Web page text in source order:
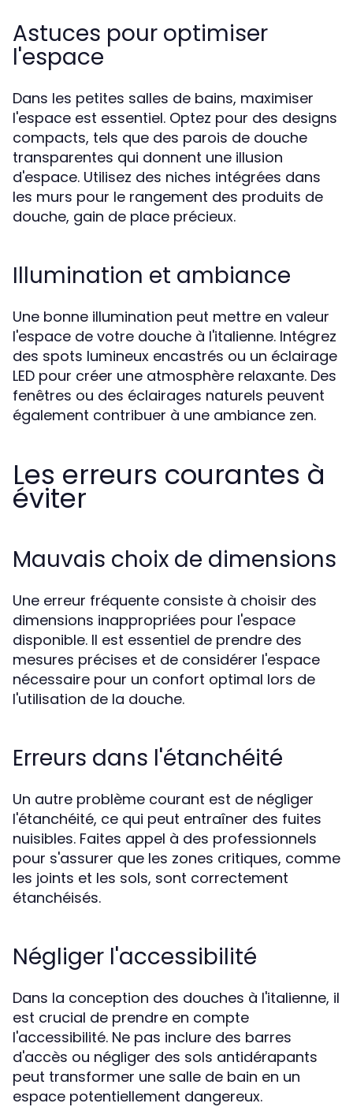
Astuces pour optimiser
l'espace
Dans les petites salles de bains, maximiser
l'espace est essentiel. Optez pour des designs
compacts, tels que des parois de douche
transparentes qui donnent une illusion
d'espace. Utilisez des niches intégrées dans
les murs pour le rangement des produits de
douche, gain de place précieux.
Illumination et ambiance
Une bonne illumination peut mettre en valeur
l'espace de votre douche à l'italienne. Intégrez
des spots lumineux encastrés ou un éclairage
LED pour créer une atmosphère relaxante. Des
fenêtres ou des éclairages naturels peuvent
également contribuer à une ambiance zen.
Les erreurs courantes à
éviter
Mauvais choix de dimensions
Une erreur fréquente consiste à choisir des
dimensions inappropriées pour l'espace
disponible. Il est essentiel de prendre des
mesures précises et de considérer l'espace
nécessaire pour un confort optimal lors de
l'utilisation de la douche.
Erreurs dans l'étanchéité
Un autre problème courant est de négliger
l'étanchéité, ce qui peut entraîner des fuites
nuisibles. Faites appel à des professionnels
pour s'assurer que les zones critiques, comme
les joints et les sols, sont correctement
étanchéisés.
Négliger l'accessibilité
Dans la conception des douches à l'italienne, il
est crucial de prendre en compte
l'accessibilité. Ne pas inclure des barres
d'accès ou négliger des sols antidérapants
peut transformer une salle de bain en un
espace potentiellement dangereux.